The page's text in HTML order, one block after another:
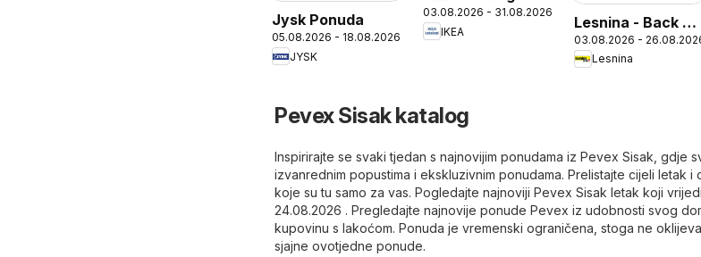
Jysk Ponuda
05.08.2026 - 18.08.2026
JYSK
03.08.2026 - 31.08.2026
IKEA
Lesnina - Back 2
school!
03.08.2026 -
Lesnina
Pevex Sisak katalog
Inspirirajte se svaki tjedan s najnovijim ponudama iz Pevex Sisak, gdje
izvanrednim popustima i ekskluzivnim ponudama. Prelistajte cijeli letak
koje su tu samo za vas. Pogledajte najnoviji Pevex Sisak letak koji
24.08.2026 . Pregledajte najnovije ponude Pevex iz udobnosti svog
kupovinu s lakoćom. Ponuda je vremenski ograničena, stoga ne
sjajne ovotjedne ponude.